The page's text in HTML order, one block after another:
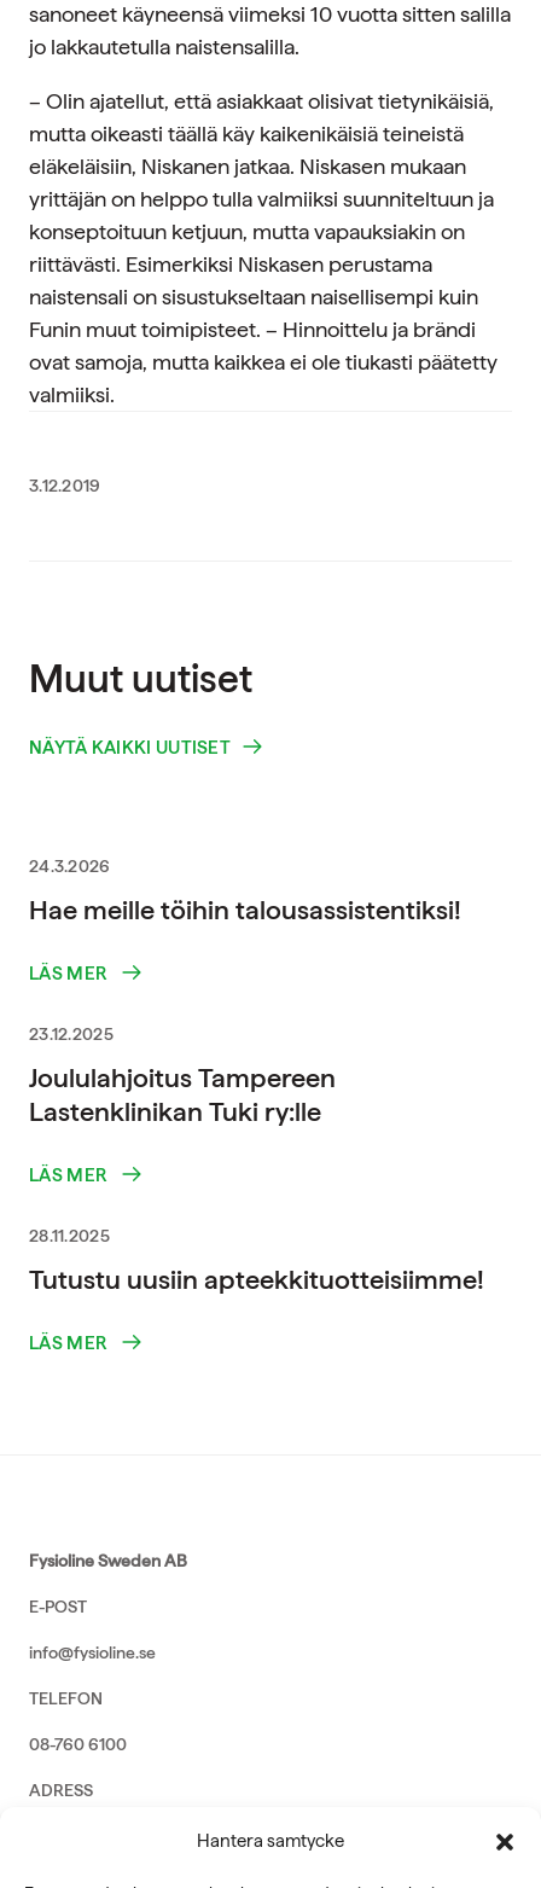
Hantera samtycke
sanoneet käyneensä viimeksi 10 vuotta sitten salilla
jo lakkautetulla naistensalilla.
– Olin ajatellut, että asiakkaat olisivat tietynikäisiä,
mutta oikeasti täällä käy kaikenikäisiä teineistä
eläkeläisiin, Niskanen jatkaa. Niskasen mukaan
yrittäjän on helppo tulla valmiiksi suunniteltuun ja
konseptoituun ketjuun, mutta vapauksiakin on
riittävästi. Esimerkiksi Niskasen perustama
naistensali on sisustukseltaan naisellisempi kuin
Funin muut toimipisteet. – Hinnoittelu ja brändi
ovat samoja, mutta kaikkea ei ole tiukasti päätetty
valmiiksi.
3.12.2019
Muut uutiset
NÄYTÄ KAIKKI UUTISET
24.3.2026
Hae meille töihin talousassistentiksi!
LÄS MER
23.12.2025
Joululahjoitus Tampereen
Lastenklinikan Tuki ry:lle
LÄS MER
28.11.2025
Tutustu uusiin apteekkituotteisiimme!
LÄS MER
Fysioline Sweden AB
E-POST
info@fysioline.se
TELEFON
08-760 6100
ADRESS
Rosendalsvägen 18b, SE-14143 Huddinge
VERKSAMHETSOMRÅDEN